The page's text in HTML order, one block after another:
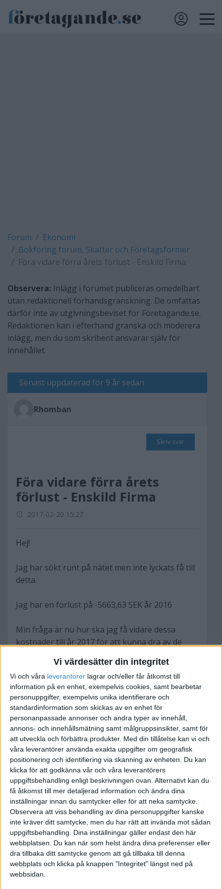
Vi värdesätter din integritet
Vi och våra leverantorer lagrar och/eller får åtkomst till
information på en enhet, exempelvis cookies, samt bearbetar
personuppgifter, exempelvis unika identifierare och
standardinformation som skickas av en enhet för
personanpassade annonser och andra typer av innehåll,
annons- och innehållsmätning samt målgruppsinsikter, samt för
att utveckla och förbättra produkter. Med din tillåtelse kan vi och
våra leverantörer använda exakta uppgifter om geografisk
positionering och identifiering via skanning av enheten. Du kan
klicka för att godkänna vår och våra leverantörers
uppgiftsbehandling enligt beskrivningen ovan. Alternativt kan du
få åtkomst till mer detaljerad information och ändra dina
inställningar innan du samtycker eller för att neka samtycke.
Observera att viss behandling av dina personuppgifter kanske
inte kräver ditt samtycke, men du har rätt att invända mot sådan
uppgiftsbehandling. Dina inställningar gäller endast den här
webbplatsen. Du kan när som helst ändra dina preferenser eller
dra tillbaka ditt samtycke genom att gå tillbaka till denna
webbplats och klicka på knappen "Integritet" längst ned på
webbsidan.
Forum
Ekonomi
Bokföring forum, Skatter och Företagsformer
Föra vidare förra årets förlust - Enskild Firma
Observera: Inlägg i forumet publiceras omedelbart
utan redaktionell förhandsgranskning. De omfattas
därför inte av utgivningsbeviset för Företagande.se.
Redaktionen kan i efterhand granska och moderera
inlägg, men du som skribent ansvarar själv för
innehållet.
Senast uppdaterad för 9 år sedan
Rhomban
Skriv svar
Föra vidare förra årets
förlust - Enskild Firma
2017-02-20 15:27
Hej!
Jag har sökt runt på nätet men inte lyckats få till
detta.
Jag har en förlust på -5663,63 SEK år 2016
Min fråga är nu hur ska jag få vidare dessa
kostnader till år 2017 för att kunna dra av de
Har bokfört enligt bilagan som är bifogad här
Konto: 8999 Årets resultat: KREDIT -5666,63
Konto: 2019 Vinst eller förlust från föregående
år: DEBIT -5666,63
Problemet är att årets resultat för 2017 är
oförändrat av förlusten från 2016 vad jag kan se
i Balansrapporten.
Har jag missat någonting?!
Tusen tack för hjälpen!